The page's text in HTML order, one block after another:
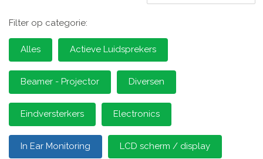
Filter op categorie:
Alles Actieve Luidsprekers
Beamer - Projector Diversen
Eindversterkers Electronics
In Ear Monitoring LCD scherm / display